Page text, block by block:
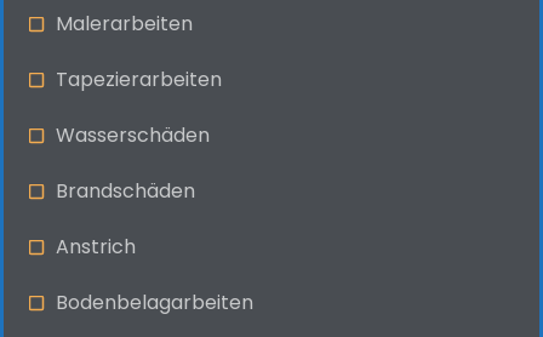
Malerarbeiten
Tapezierarbeiten
Wasserschäden
Brandschäden
Anstrich
Bodenbelagarbeiten